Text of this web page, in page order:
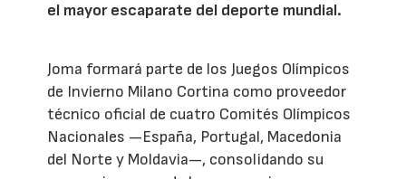
el mayor escaparate del deporte mundial.
Joma formará parte de los Juegos Olímpicos
de Invierno Milano Cortina como proveedor
técnico oficial de cuatro Comités Olímpicos
Nacionales —España, Portugal, Macedonia
del Norte y Moldavia—, consolidando su